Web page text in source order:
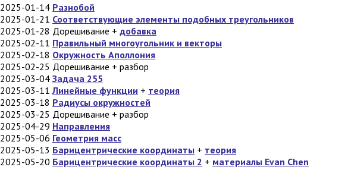
2025-01-14 Разнобой
2025-01-21 Соответствующие элементы подобных треугольников
2025-01-28 Дорешивание + добавка
2025-02-11 Правильный многоугольник и векторы
2025-02-18 Окружность Аполлония
2025-02-25 Дорешивание + разбор
2025-03-04 Задача 255
2025-03-11Линейные функции + теория
2025-03-18 Радиусы окружностей
2025-03-25 Дорешивание + разбор
2025-04-29 Направления
2025-05-06 Геометрия масс
2025-05-13 Барицентрические координаты + теория
2025-05-20 Барицентрические координаты 2 + материалы Evan Chen